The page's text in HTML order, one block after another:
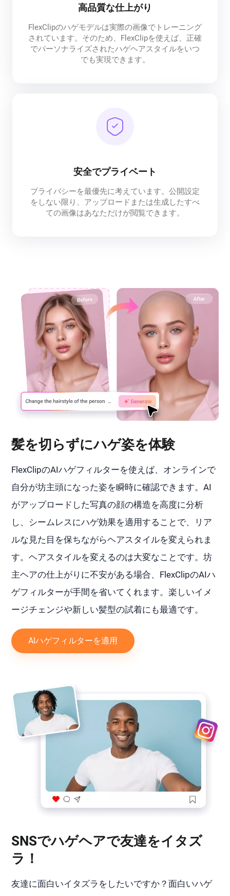
高品質な仕上がり
FlexClipのハゲモデルは実際の画像でトレーニング
されています。そのため、FlexClipを使えば、正確
でパーソナライズされたハゲヘアスタイルをいつ
でも実現できます。
安全でプライベート
プライバシーを最優先に考えています。公開設定
をしない限り、アップロードまたは生成したすべ
ての画像はあなただけが閲覧できます。
髪を切らずにハゲ姿を体験
FlexClipのAIハゲフィルターを使えば、オンラインで
自分が坊主頭になった姿を瞬時に確認できます。AI
がアップロードした写真の顔の構造を高度に分析
し、シームレスにハゲ効果を適用することで、リア
ルな見た目を保ちながらヘアスタイルを変えられま
す。ヘアスタイルを変えるのは大変なことです。坊
主ヘアの仕上がりに不安がある場合、FlexClipのAIハ
ゲフィルターが手間を省いてくれます。楽しいイメ
ージチェンジや新しい髪型の試着にも最適です。
AIハゲフィルターを適用
SNSでハゲヘアで友達をイタズ
ラ！
友達に面白いイタズラをしたいですか？面白いハゲ